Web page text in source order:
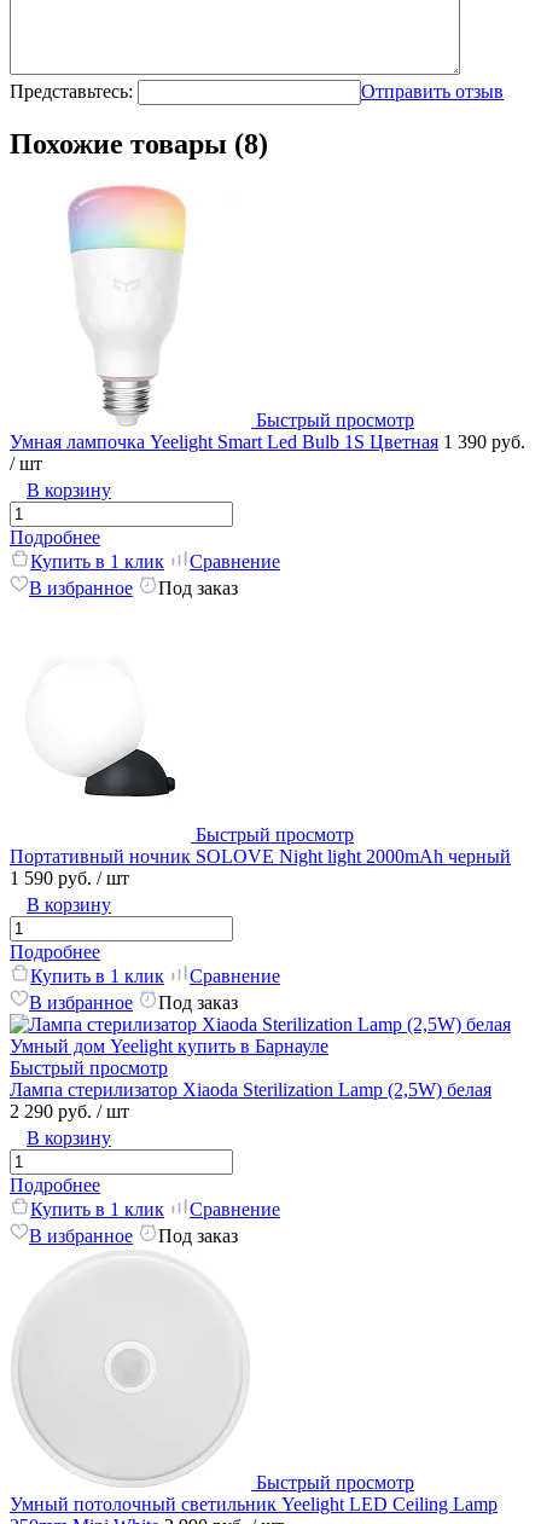
Представьтесь: Отправить отзыв
Похожие товары (8)
Быстрый просмотр
Умная лампочка Yeelight Smart Led Bulb 1S Цветная 1 390 руб.
/ шт
В корзину
Подробнее
Купить в 1 клик
Сравнение
В избранное
Под заказ
Быстрый просмотр
Портативный ночник SOLOVE Night light 2000mAh черный
1 590 руб. / шт
В корзину
Подробнее
Купить в 1 клик
Сравнение
В избранное
Под заказ
Быстрый просмотр
Лампа стерилизатор Xiaoda Sterilization Lamp (2,5W) белая
2 290 руб. / шт
В корзину
Подробнее
Купить в 1 клик
Сравнение
В избранное
Под заказ
Быстрый просмотр
Умный потолочный светильник Yeelight LED Ceiling Lamp